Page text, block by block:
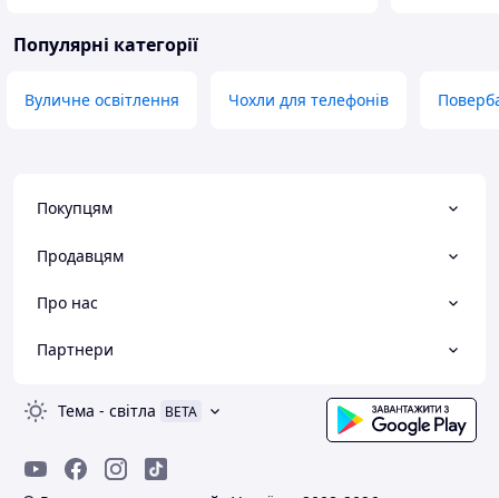
Популярні категорії
Вуличне освітлення Чохли для телефонів
Покупцям
Продавцям
Про нас
Партнери
Тема - світла BETA